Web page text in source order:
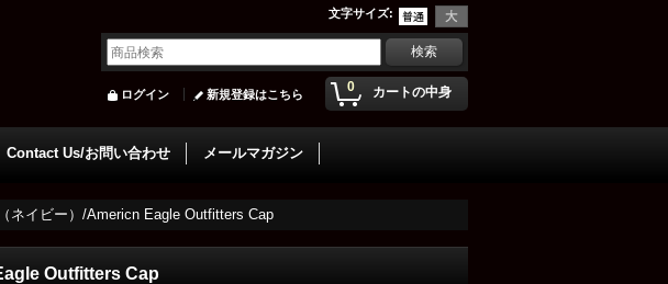
文字サイズ:
0 カートの中身
ログイン 新規登録はこちら
Contact Us/お問い合わせ メールマガジン
ネイビー）/Americn Eagle Outfitters Cap
Outfitters Cap